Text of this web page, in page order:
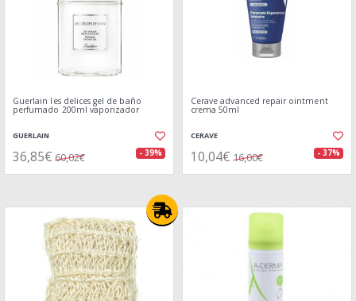
Guerlain les delices gel de baño
perfumado 200ml vaporizador
GUERLAIN
36,85€ 60,02€ - 39%
Cerave advanced repair ointment
crema 50ml
CERAVE
10,04€ 16,00€ - 37%